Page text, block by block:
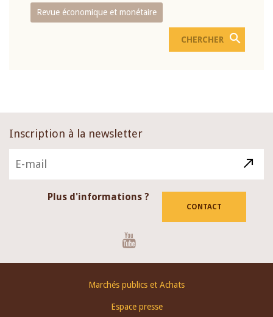
Revue économique et monétaire
Inscription à la newsletter
Plus d'informations ?
CONTACT
Marchés publics et Achats
Espace presse